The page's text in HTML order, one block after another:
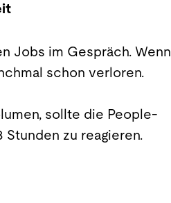
Jobs im Gespräch. Wenn
schon verloren.
sollte die People-
zu reagieren.